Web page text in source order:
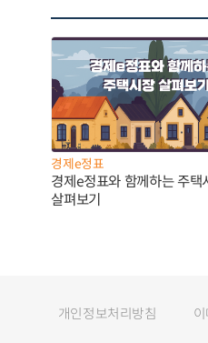
경제e정표
경제e정표와 함께하는 주택
살펴보기
개인정보처리방침